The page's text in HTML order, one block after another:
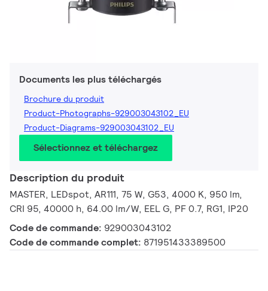
Documents les plus téléchargés
Brochure du produit
Product-Photographs-929003043102_EU
Product-Diagrams-929003043102_EU
Sélectionnez et téléchargez
Description du produit
MASTER, LEDspot, AR111, 75 W, G53, 4000 K, 950 lm,
CRI 95, 40000 h, 64.00 lm/W, EEL G, PF 0.7, RG1, IP20
Code de commande: 929003043102
Code de commande complet: 871951433389500